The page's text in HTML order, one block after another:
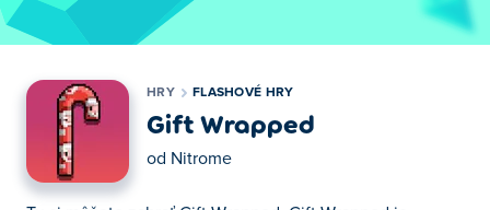
HRY FLASHOVÉ HRY
Gift Wrapped
od Nitrome